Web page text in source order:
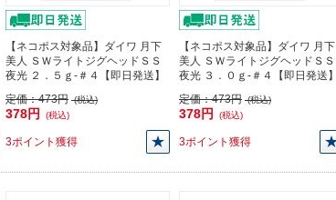
【ネコポス対象品】ダイワ 月下
美人 ＳＷライトジグヘッドＳＳ
夜光 ２．５ｇ-＃４【即日発送】
定価：473円 (税込)
378円 (税込)
3ポイント獲得
【ネコポス対象品】ダイワ 月下
美人 ＳＷライトジグヘッドＳＳ
夜光 ３．０ｇ-＃４【即日発送】
定価：473円 (税込)
378円 (税込)
3ポイント獲得